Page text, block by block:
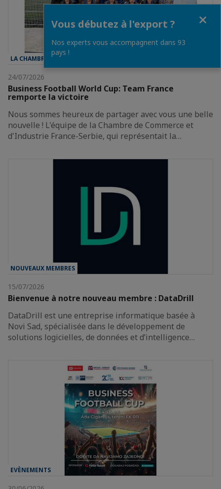
LA CHAMBRE
24/07/2026
Business Football World Cup: Team France
remporte la victoire
Nous sommes heureux de partager avec vous une belle
nouvelle ! L'équipe de la Chambre de Commerce et
d'Industrie France-Serbie, qui représentait la…
NOUVEAUX MEMBRES
15/07/2026
Bienvenue à notre nouveau membre : DataDrill
DataDrill est une entreprise informatique basée à
Novi Sad, spécialisée dans le développement de
solutions logicielles, de données et d’intelligence…
EVÈNEMENTS
Vous débutez à l'export ?
Nos experts vous accompagnent dans 93
pays !